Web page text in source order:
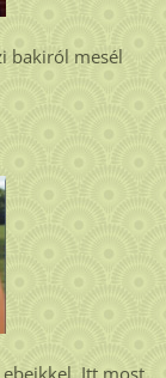
bakiról mesél